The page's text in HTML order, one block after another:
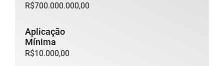
R$700.000.000,00
Aplicação
Mínima
R$10.000,00